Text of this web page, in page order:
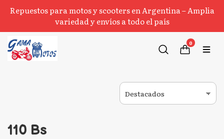
Repuestos para motos y scooters en Argentina – Amplia
variedad y envíos a todo el país
0
110 Bs